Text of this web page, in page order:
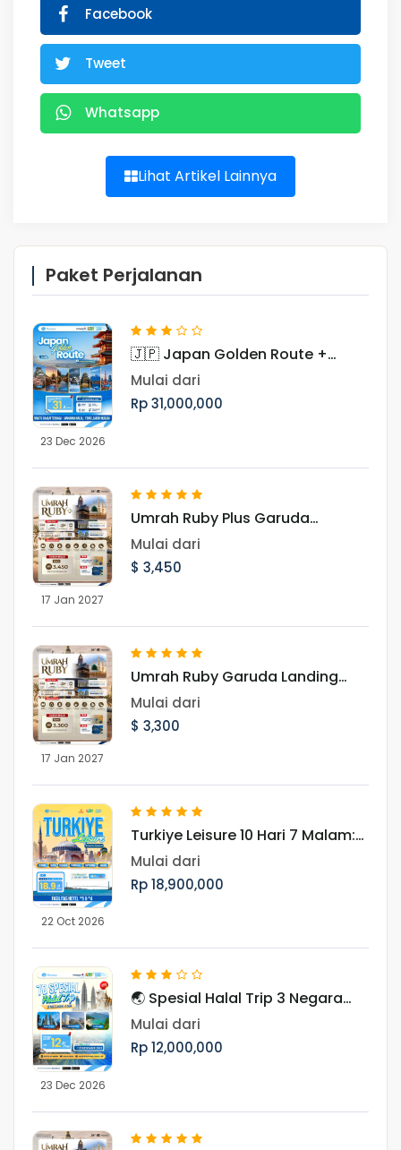
Facebook
Tweet
Whatsapp
Lihat Artikel Lainnya
Paket Perjalanan
23 Dec 2026
🇯🇵 Japan Golden Route +
Shirakawago Periode Libur Akhir
Tahun
Mulai dari
Rp 31,000,000
17 Jan 2027
Umrah Ruby Plus Garuda
Landing Madinah 17 Januari
2027
Mulai dari
$ 3,450
17 Jan 2027
Umrah Ruby Garuda Landing
Madinah 17 Januari 2027
Mulai dari
$ 3,300
22 Oct 2026
Turkiye Leisure 10 Hari 7 Malam:
Jelajahi Pesona Turki Periode 22
Oktober 2026
Mulai dari
Rp 18,900,000
23 Dec 2026
🌏 Spesial Halal Trip 3 Negara
Asia Periode Libur Akhir Tahun
Mulai dari
Rp 12,000,000